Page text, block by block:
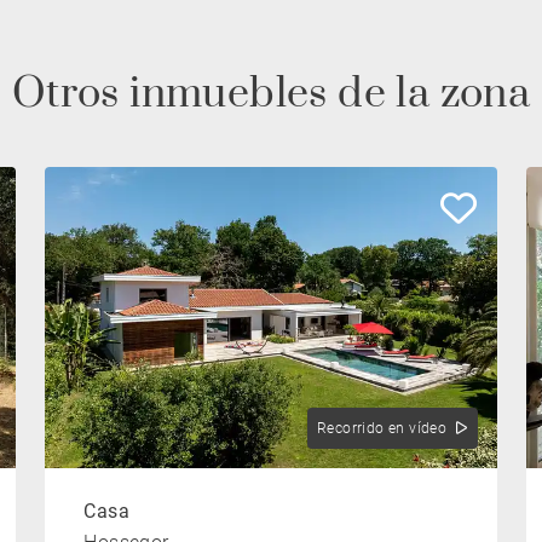
Otros inmuebles de la zona
Recorrido en vídeo
Casa